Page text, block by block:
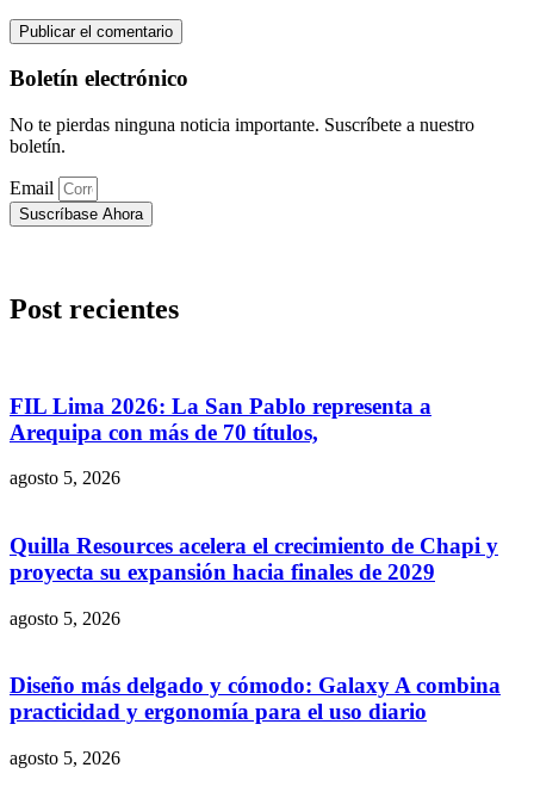
Boletín electrónico
No te pierdas ninguna noticia importante. Suscríbete a nuestro
boletín.
Email
Suscríbase Ahora
Post recientes
FIL Lima 2026: La San Pablo representa a
Arequipa con más de 70 títulos,
agosto 5, 2026
Quilla Resources acelera el crecimiento de Chapi y
proyecta su expansión hacia finales de 2029
agosto 5, 2026
Diseño más delgado y cómodo: Galaxy A combina
practicidad y ergonomía para el uso diario
agosto 5, 2026